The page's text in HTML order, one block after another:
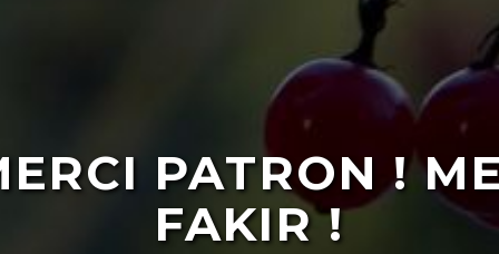
PATRON !
FAKIR !